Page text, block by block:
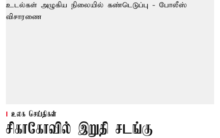
உலக செய்திகள்
சிகாகோவில் இறுதி சடங்கு